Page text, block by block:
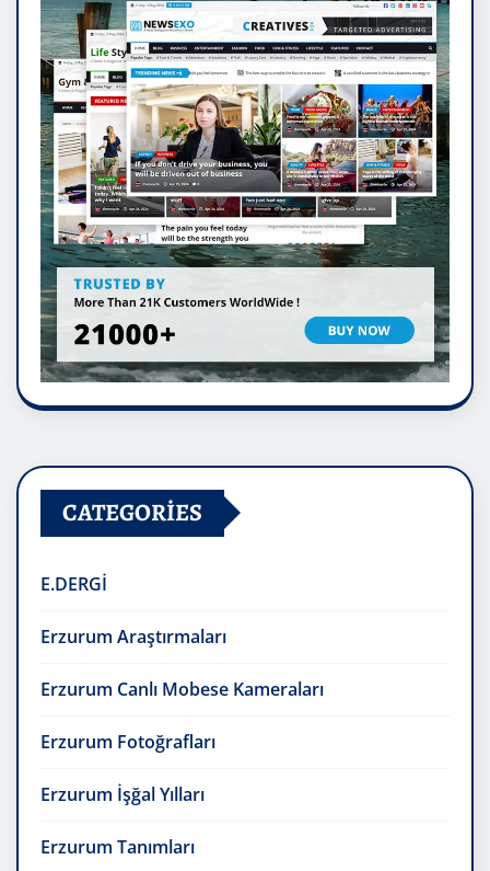
CATEGORIES
E.DERGİ
Erzurum Araştırmaları
Erzurum Canlı Mobese Kameraları
Erzurum Fotoğrafları
Erzurum İşğal Yılları
Erzurum Tanımları